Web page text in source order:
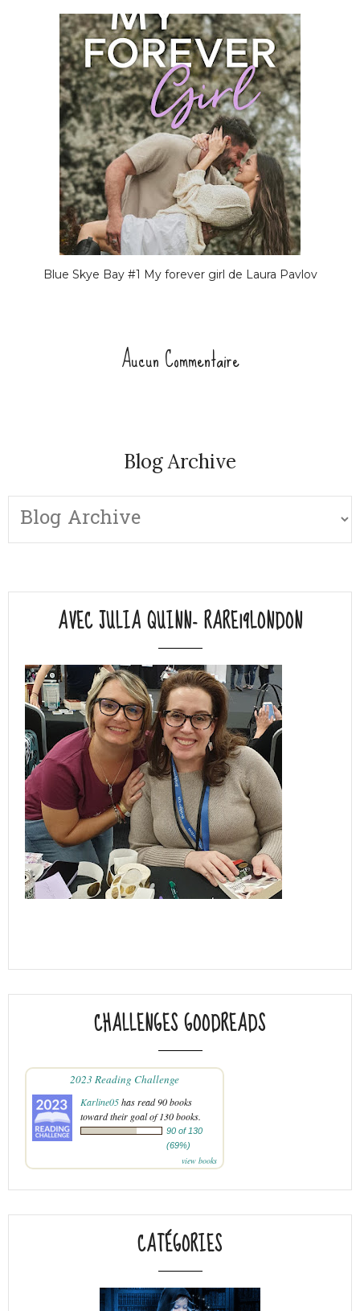
Blue Skye Bay #1 My forever girl de Laura Pavlov
Aucun Commentaire
Blog Archive
AVEC JULIA QUINN- RARE19LONDON
CHALLENGES GOODREADS
2023 Reading Challenge
Karline05has read 90 books
toward their goal of 130 books.
90 of 130
(69%)
view books
CATÉGORIES